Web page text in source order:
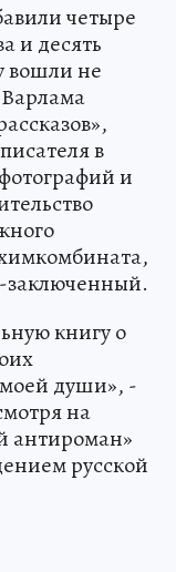
четыре
и десять
вошли не
в
и
заключенный.
книгу о
моей души», -
на
антироман»
русской